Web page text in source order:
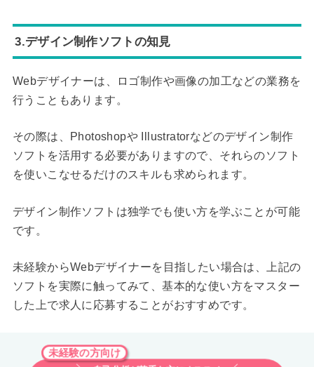
3.デザイン制作ソフトの知見
Webデザイナーは、ロゴ制作や画像の加工などの業務を
行うこともあります。
その際は、Photoshopや Illustratorなどのデザイン制作
ソフトを活用する必要がありますので、それらのソフト
を使いこなせるだけのスキルも求められます。
デザイン制作ソフトは独学でも使い方を学ぶことが可能
です。
未経験からWebデザイナーを目指したい場合は、上記の
ソフトを実際に触ってみて、基本的な使い方をマスター
した上で求人に応募することがおすすめです。
未経験の方向け